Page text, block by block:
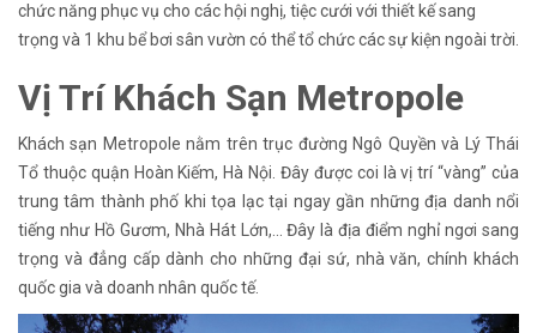
chức năng phục vụ cho các hội nghị, tiệc cưới với thiết kế sang
trọng và 1 khu bể bơi sân vườn có thể tổ chức các sự kiện ngoài trời.
Vị Trí Khách Sạn Metropole
Khách sạn Metropole nằm trên trục đường Ngô Quyền và Lý Thái
Tổ thuộc quận Hoàn Kiếm, Hà Nội. Đây được coi là vị trí “vàng” của
trung tâm thành phố khi tọa lạc tại ngay gần những địa danh nổi
tiếng như Hồ Gươm, Nhà Hát Lớn,... Đây là địa điểm nghỉ ngơi sang
trọng và đẳng cấp dành cho những đại sứ, nhà văn, chính khách
quốc gia và doanh nhân quốc tế.